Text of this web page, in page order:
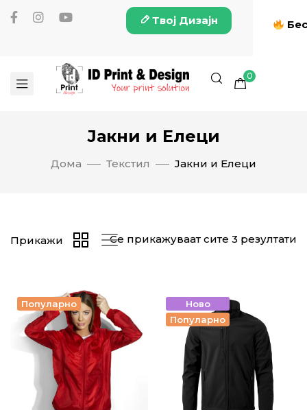
Твој Дизајн
0
Јакни и Елеци
Дома Текстил Јакни и Елеци
Се прикажуваат сите 3 резултати
Прикажи
Популарно
Ново
Популарно